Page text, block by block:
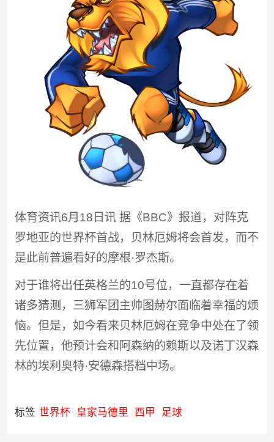
体育资讯6月18日讯 据《BBC》报道，对阵克
罗地亚的世界杯首战，贝林厄姆将会首发，而不
是此前普遍看好的摩根·罗杰斯。
对于谁将出任英格兰的10号位，一直都存在着
诸多猜测，三狮军团主帅图赫尔面临着幸福的烦
恼。但是，如今看来贝林厄姆在竞争中处在了领
先位置，他预计会和阿森纳的赖斯以及诺丁汉森
林的埃利奥特·安德森搭档中场。
标签 世界杯 皇家马德里 西甲 足球